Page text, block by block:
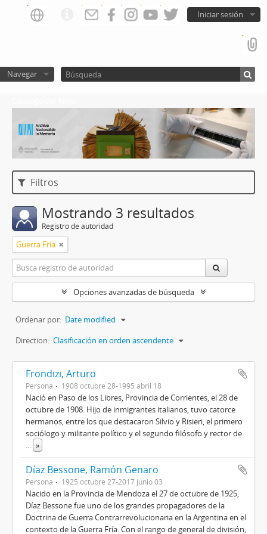
Iniciar sesión
Navegar
Filtros
Mostrando 3 resultados
Registro de autoridad
Guerra Fría
Opciones avanzadas de búsqueda
Ordenar por: Date modified
Direction: Clasificación en orden ascendente
Frondizi, Arturo
Persona 1908 octubre 28-1995 abril 18
Nació en Paso de los Libres, Provincia de Corrientes, el 28 de
octubre de 1908. Hijo de inmigrantes italianos, tuvo catorce
hermanos, entre los que destacaron Silvio y Risieri, el primero
sociólogo y militante político y el segundo filósofo y rector de
... »
Díaz Bessone, Ramón Genaro
Persona 1925 octubre 27-2017 junio 03
Nacido en la Provincia de Mendoza el 27 de octubre de 1925,
Díaz Bessone fue uno de los grandes propagadores de la
Doctrina de Guerra Contrarrevolucionaria en la Argentina en el
contexto de la Guerra Fría. Con el rango de general de división,